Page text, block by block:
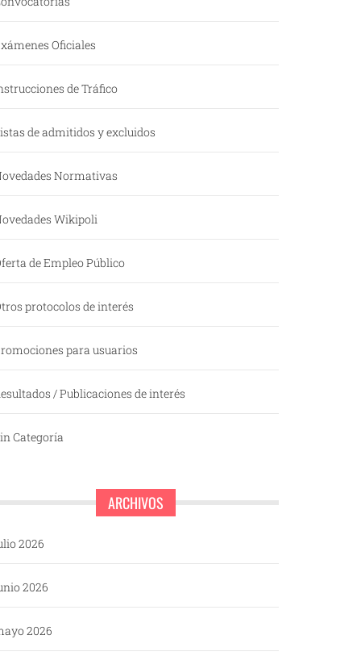
Oficiales
de Tráfico
de admitidos y excluidos
Normativas
Wikipoli
de Empleo Público
protocolos de interés
para usuarios
/ Publicaciones de interés
Categoría
ARCHIVOS
2026
2026
2026